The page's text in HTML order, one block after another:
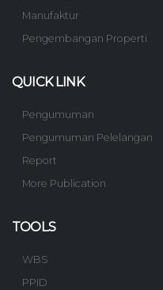
Manufaktur
Pengembangan Properti
QUICK LINK
Pengumuman
Pengumuman Pelelangan
Report
More Publication
TOOLS
WBS
PPID